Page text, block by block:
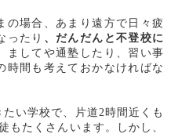
の場合、あまり遠方で日々疲
ったり 、だんだんと不登校に
ましてや通塾したり、習い事
時間も考えておかなければな
い学校で、片道2時間近くも
もたくさんいます。しかし、